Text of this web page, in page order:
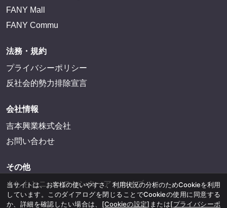
FANY Mall
FANY Commu
法務・規約
プライバシーポリシー
反社会的勢力排除宣言
会社情報
吉本興業株式会社
お問い合わせ
その他
よしもとニュースセンターアーカイブ
当サイトは、お客様の使いやすさ、利用状況の分析のためCookieを利用
しています。このダイアログを閉じることでCookieの使用に同意する
か、詳細を確認したい場合は、 [Cookieの設定] または[プライバシーポ